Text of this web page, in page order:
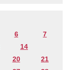
6
7
14
20
21